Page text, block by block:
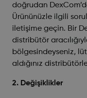
doğrudan
Ürününüzle ilgili
iletişime geçin. Bir
distribütör
bölgesindeyseniz,
aldığınız
2. Değişiklikler